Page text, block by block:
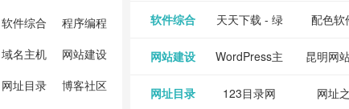
等全新电
卓破解软件
载！旨在打
造一个绿色
软件综合
程序编程
域名主机
网站建设
网址目录
博客社区
站|NAS交流社
区
预测与
板生
设计资料分享
平台
下
知识
软件综合 天天下载 - 绿
色精品软件应
用分享平台
配色软
网站建设 WordPress主
题模板下载_
昆明网
网址目录 123目录网 网址